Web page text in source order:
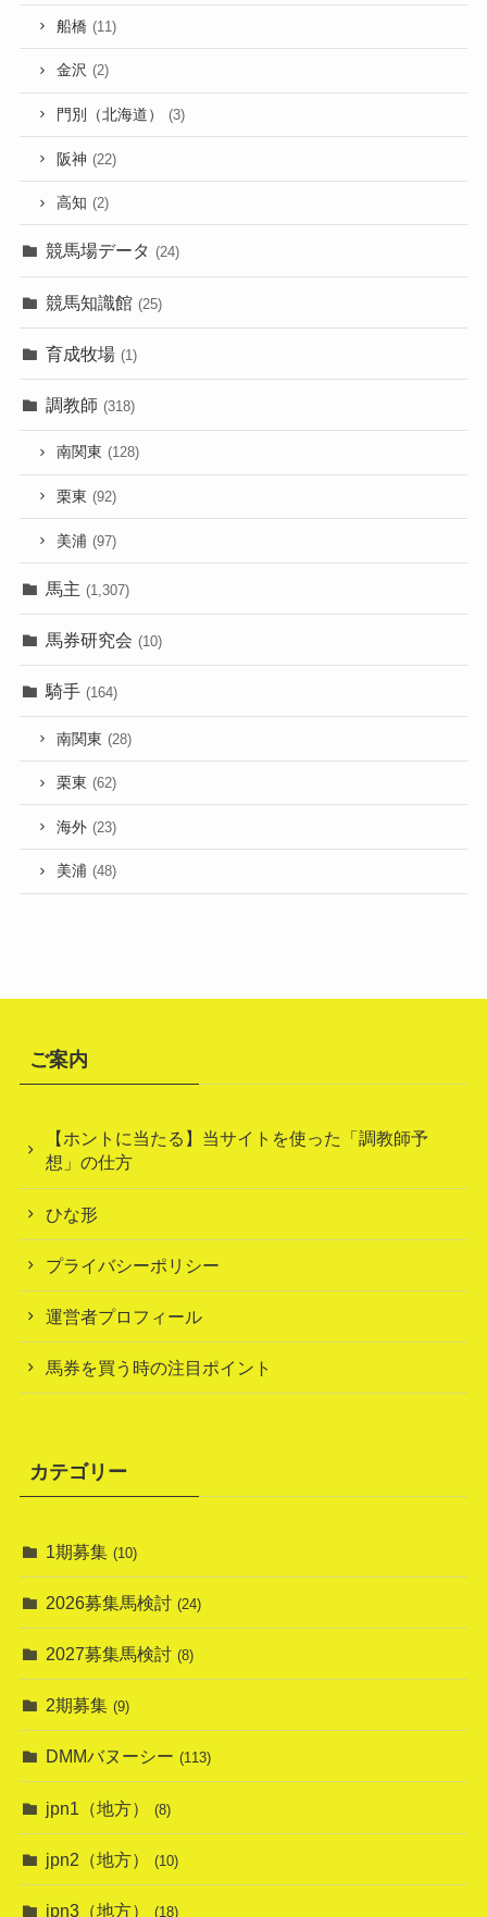
船橋 (11)
金沢 (2)
門別（北海道） (3)
阪神 (22)
高知 (2)
競馬場データ (24)
競馬知識館 (25)
育成牧場 (1)
調教師 (318)
南関東 (128)
栗東 (92)
美浦 (97)
馬主 (1,307)
馬券研究会 (10)
騎手 (164)
南関東 (28)
栗東 (62)
海外 (23)
美浦 (48)
ご案内
【ホントに当たる】当サイトを使った「調教師予
想」の仕方
ひな形
プライバシーポリシー
運営者プロフィール
馬券を買う時の注目ポイント
カテゴリー
1期募集 (10)
2026募集馬検討 (24)
2027募集馬検討 (8)
2期募集 (9)
DMMバヌーシー (113)
jpn1（地方） (8)
jpn2（地方） (10)
jpn3（地方） (18)